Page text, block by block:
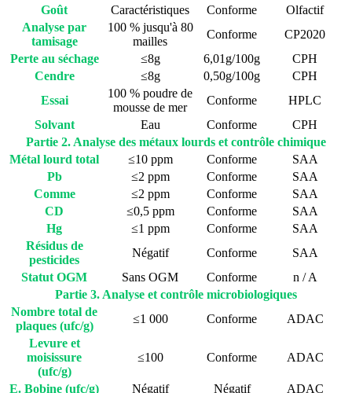
Goût
Caractéristiques Conforme
Olfactif
Analyse par
tamisage
100 % jusqu'à 80
mailles
Conforme
CP2020
Perte au séchage
≤8g 6,01g/100g
CPH
Cendre
≤8g 0,50g/100g
CPH
Essai
100 % poudre de
mousse de mer
Conforme
HPLC
Solvant
Eau Conforme
CPH
Partie 2. Analyse des métaux lourds et contrôle chimique
Métal lourd total
≤10 ppm Conforme
SAA
Pb
≤2 ppm Conforme
SAA
Comme
≤2 ppm Conforme
SAA
CD
≤0,5 ppm Conforme
SAA
Hg
≤1 ppm Conforme
SAA
Résidus de
pesticides
Négatif Conforme
SAA
Statut OGM
Sans OGM Conforme
n / A
Partie 3. Analyse et contrôle microbiologiques
Nombre total de
plaques (ufc/g)
≤1 000 Conforme
ADAC
Levure et
moisissure
(ufc/g)
≤100 Conforme ADAC
E. Bobine (ufc/g) Négatif Négatif
ADAC